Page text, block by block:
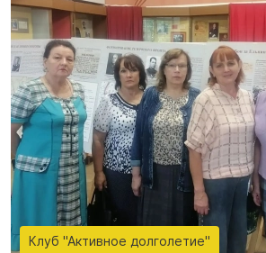
Клуб "Активное долголетие"